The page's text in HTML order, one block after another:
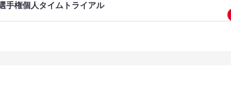
手権個人タイムトライアル